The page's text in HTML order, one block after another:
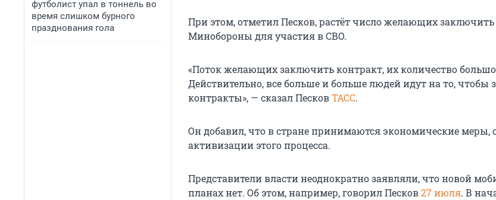
футболист упал в тоннель во
время слишком бурного
празднования гола
При этом, отметил Песков, растёт число желающих заключить
Минобороны для участия в СВО.
«Поток желающих заключить контракт, их количество
Действительно, все больше и больше людей идут на то, чтобы
контракты», — сказал ПесковТАСС.
Он добавил, что в стране принимаются экономические меры,
активизации этого процесса.
Представители власти неоднократно заявляли, что новой
планах нет. Об этом, например, говорил Песков27 июля. В